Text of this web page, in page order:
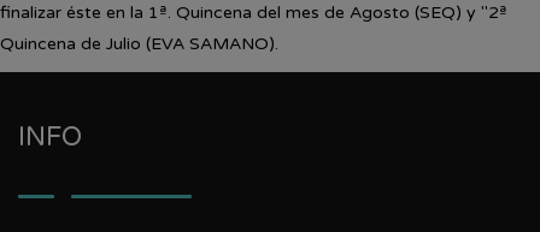
finalizar éste en la 1ª. Quincena del mes de Agosto (SEQ) y "2ª
Quincena de Julio (EVA SAMANO).
INFO